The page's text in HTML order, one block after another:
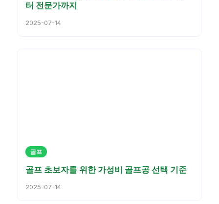
터 전문가까지
2025-07-14
골프
골프 초보자를 위한 가성비 골프공 선택 기준
2025-07-14